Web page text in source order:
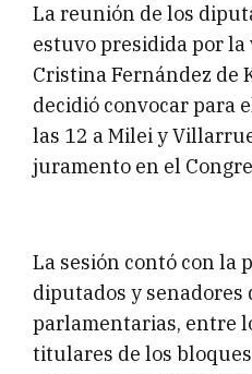
La reunión de los
estuvo presidida por
Cristina Fernández de
decidió convocar para
las 12 a Milei y
juramento en el
La sesión contó con la
diputados y senadores
parlamentarias, entre
titulares de los bloques